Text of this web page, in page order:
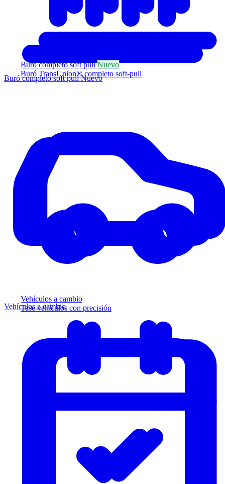
Buró completo soft pullNuevo
Buró TransUnion® completo soft-pull
Vehículos a cambio
Tase vehículos con precisión
Buró completo soft pullNuevo
Vehículos a cambio